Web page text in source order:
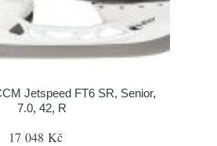
Jetspeed FT6 SR, Senior,
7.0, 42, R
17 048 Kč